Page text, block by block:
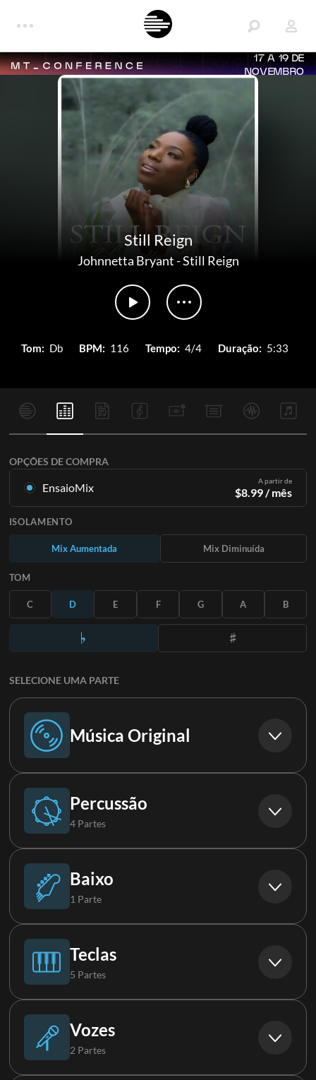
17 A 19 DE
NOVEMBRO
Still Reign
Johnnetta Bryant-Still Reign
Tom: Db BPM: 116 Tempo: 4/4 Duração: 5:33
OPÇÕES DE COMPRA
EnsaioMix A partir de
$8.99/ mês
todas as 12 tonalidades com mixagens Up e Minus para cada
parte mais a música original.
ASSINE
ISOLAMENTO
Mix Aumentada Mix Diminuída
TOM
C D E F G A B
SELECIONE UMA PARTE
Música Original
Música Original
Percussão
4 Partes
Bateria
Loop
Prato
Baixo
1 Parte
Baixo
Teclas
5 Partes
Piano
Vozes
2 Partes